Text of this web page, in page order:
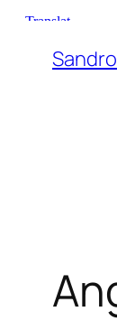
Zum
Inhalt
springen